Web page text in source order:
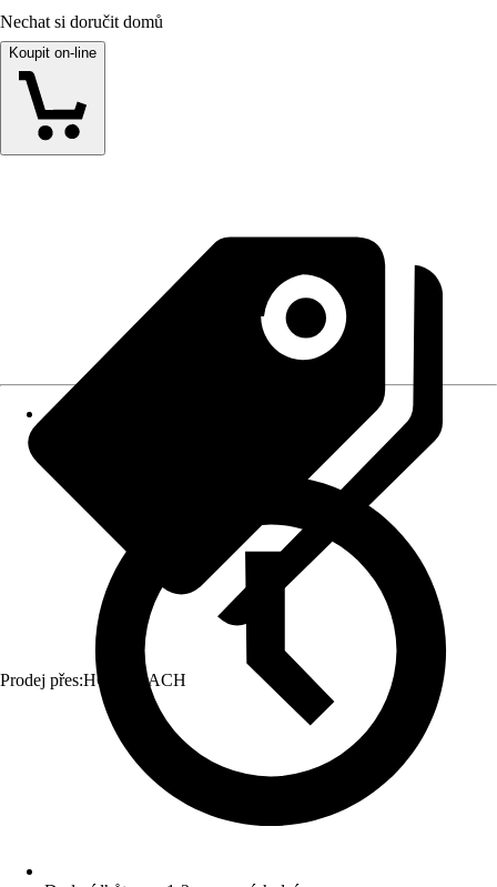
Nechat si doručit domů
Koupit on-line
Prodej přes:HORNBACH